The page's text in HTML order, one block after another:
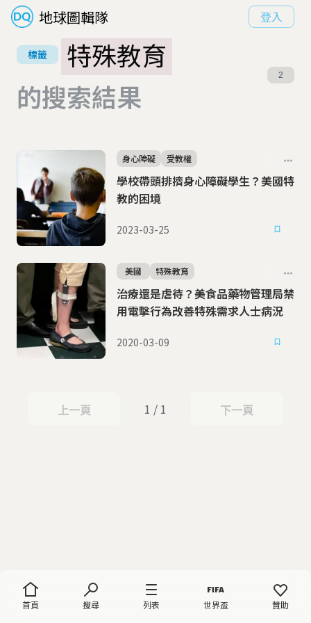
地球圖輯隊 登入
首頁 搜尋 列表 世界盃 贊助
標籤
特殊教育
的搜索結果
2
學校帶頭排擠身心障礙學生？美國特
教的困境
身心障礙 受教權
2023-03-25
治療還是虐待？美食品藥物管理局禁
用電擊行為改善特殊需求人士病況
美國 特殊教育
2020-03-09
上一頁
上一頁 1 / 1 下一頁
下一頁